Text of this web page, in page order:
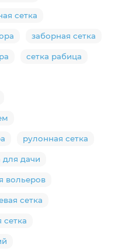
сетка
заборная сетка
сетка рабица
рулонная сетка
для дачи
вольеров
сетка
сетка